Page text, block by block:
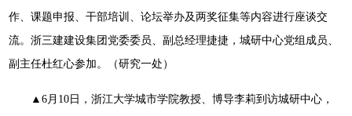
作、课题申报、干部培训、论坛举办及两奖征集等内容进行座谈交
流。浙三建建设集团党委委员、副总经理捷捷，城研中心党组成员、
副主任杜红心参加。（研究一处）
▲6月10日，浙江大学城市学院教授、博导李莉到访城研中心，